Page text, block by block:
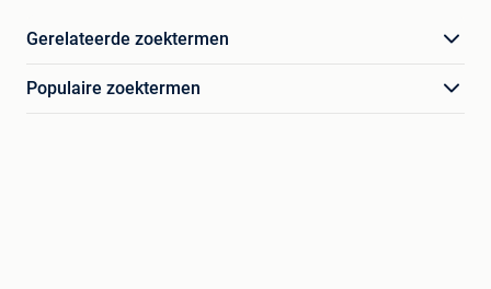
Gerelateerde zoektermen
Populaire zoektermen